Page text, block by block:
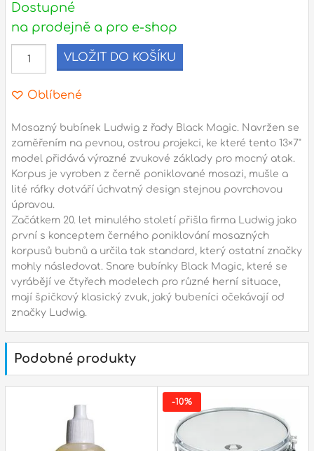
Adresa
Praha 3 - 130 00 (
gsm.: +420 777 888 408
gsm.: +420 777 888 088
tel.: +420 222 782 732
email:
prodejna@bici.cz
Otevírací doba
pondělí – pátek : 10:00 – 18:00
sobota : ZAVŘENO
neděle :ZAVŘENO
státní svátky : ZAVŘENO
Dostupné
na prodejně a pro e-shop
VLOŽIT DO KOŠÍKU
Oblíbené
Mosazný bubínek Ludwig z řady Black Magic. Navržen se
zaměřením na pevnou, ostrou projekci, ke které tento 13×7"
model přidává výrazné zvukové základy pro mocný atak.
Korpus je vyroben z černě poniklované mosazi, mušle a
lité ráfky dotváří úchvatný design stejnou povrchovou
úpravou.
Začátkem 20. let minulého století přišla firma Ludwig jako
první s konceptem černého poniklování mosazných
korpusů bubnů a určila tak standard, který ostatní značky
mohly následovat. Snare bubínky Black Magic, které se
vyrábějí ve čtyřech modelech pro různé herní situace,
mají špičkový klasický zvuk, jaký bubeníci očekávají od
značky Ludwig.
Podobné produkty
-10%